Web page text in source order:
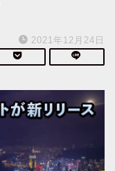
2021年12月24日